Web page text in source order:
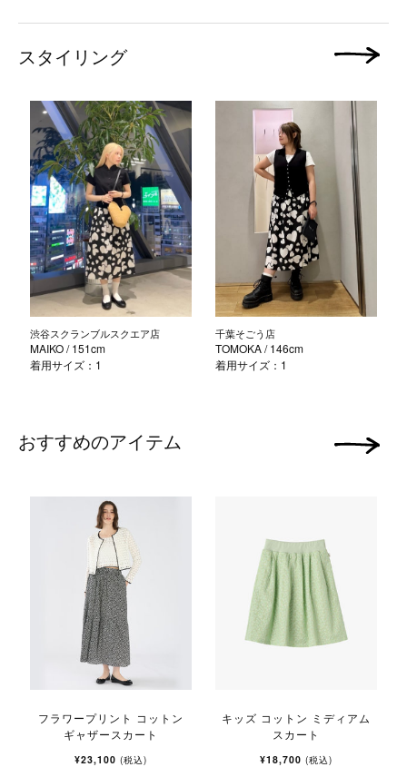
スタイリング
渋谷スクランブルスクエア店
MAIKO/ 151cm
着用サイズ：1
千葉そごう店
TOMOKA/ 146cm
着用サイズ：1
次の画像
おすすめのアイテム
フラワープリント コットン
ギャザースカート
¥23,100 (税込)
キッズ コットン ミディアム
スカート
¥18,700 (税込)
次の画像